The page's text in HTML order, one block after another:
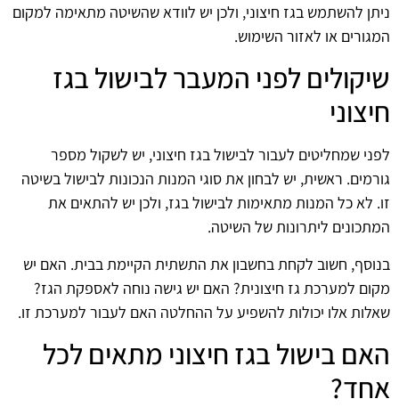
ניתן להשתמש בגז חיצוני, ולכן יש לוודא שהשיטה מתאימה למקום
המגורים או לאזור השימוש.
שיקולים לפני המעבר לבישול בגז
חיצוני
לפני שמחליטים לעבור לבישול בגז חיצוני, יש לשקול מספר
גורמים. ראשית, יש לבחון את סוגי המנות הנכונות לבישול בשיטה
זו. לא כל המנות מתאימות לבישול בגז, ולכן יש להתאים את
המתכונים ליתרונות של השיטה.
בנוסף, חשוב לקחת בחשבון את התשתית הקיימת בבית. האם יש
מקום למערכת גז חיצונית? האם יש גישה נוחה לאספקת הגז?
שאלות אלו יכולות להשפיע על ההחלטה האם לעבור למערכת זו.
האם בישול בגז חיצוני מתאים לכל
אחד?